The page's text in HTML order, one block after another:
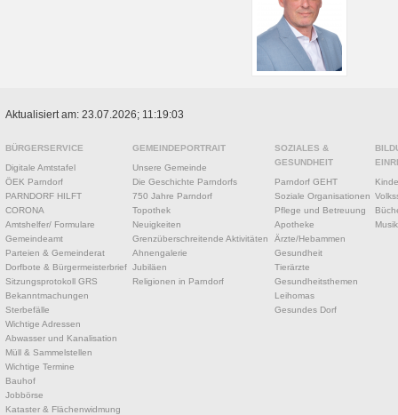
Aktualisiert am: 23.07.2026; 11:19:03
BÜRGERSERVICE
Digitale Amtstafel
ÖEK Parndorf
PARNDORF HILFT
CORONA
Amtshelfer/ Formulare
Gemeindeamt
Parteien & Gemeinderat
Dorfbote & Bürgermeisterbrief
Sitzungsprotokoll GRS
Bekanntmachungen
Sterbefälle
Wichtige Adressen
Abwasser und Kanalisation
Müll & Sammelstellen
Wichtige Termine
Bauhof
Jobbörse
Kataster & Flächenwidmung
GEMEINDEPORTRAIT
Unsere Gemeinde
Die Geschichte Parndorfs
750 Jahre Parndorf
Topothek
Neuigkeiten
Grenzüberschreitende Aktivitäten
Ahnengalerie
Jubiläen
Religionen in Parndorf
SOZIALES &
GESUNDHEIT
Parndorf GEHT
Soziale Organisationen
Pflege und Betreuung
Apotheke
Ärzte/Hebammen
Gesundheit
Tierärzte
Gesundheitsthemen
Leihomas
Gesundes Dorf